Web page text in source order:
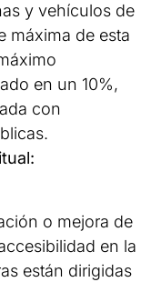
y vehículos de
máxima de esta
en un 10%,
con
o mejora de
en la
están dirigidas